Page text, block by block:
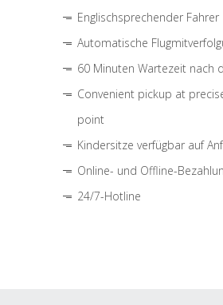
Englischsprechender Fahrer
Automatische
60 Minuten Wartezeit nach
Convenient pickup at
point
Kindersitze verfügbar auf
Online- und Offline-
24/7-Hotline